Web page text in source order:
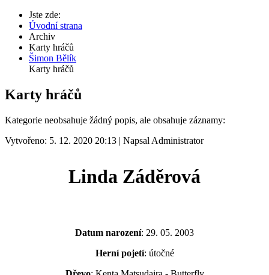
Jste zde:
Úvodní strana
Archiv
Karty hráčů
Šimon Bělík
Karty hráčů
Karty hráčů
Kategorie neobsahuje žádný popis, ale obsahuje záznamy:
Vytvořeno: 5. 12. 2020 20:13 | Napsal Administrator
Linda Záděrová
Datum narození: 29. 05. 2003
Herní pojetí: útočné